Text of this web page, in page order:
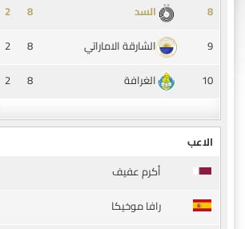
8
السد 8
2
9
الشارقة الاماراتي 8
2
10
الغرافة 8
2
الاعب
أكرم عفيف
رافا موخيكا